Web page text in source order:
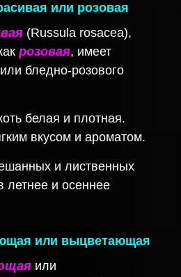
или розовая
(Russula rosacea),
розовая, имеет
бледно-розового
белая и плотная.
вкусом и ароматом.
и лиственных
летнее и осеннее
или выцветающая
или